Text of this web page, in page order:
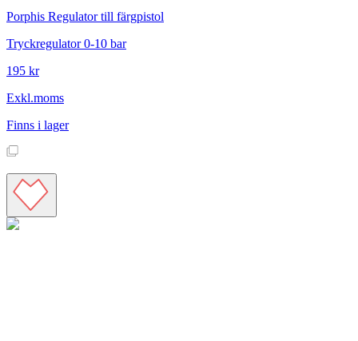
Porphis Regulator till färgpistol
Tryckregulator 0-10 bar
195 kr
Exkl.moms
Finns i lager